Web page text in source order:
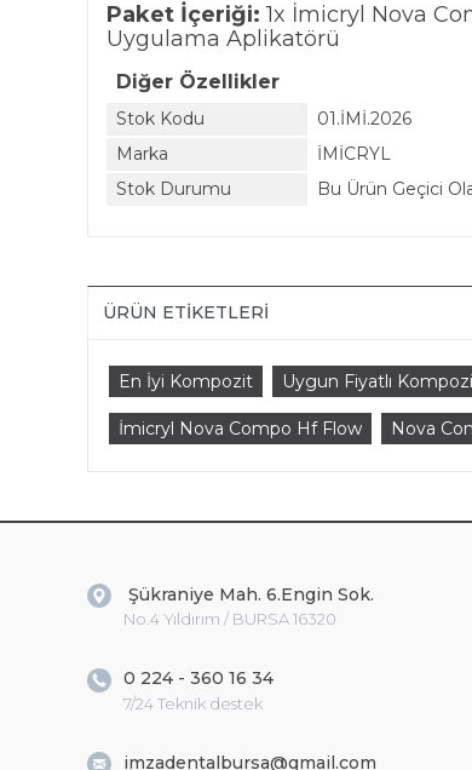
Paket İçeriği: 1x İmicryl Nova
Uygulama Aplikatörü
Diğer Özellikler
Stok Kodu
01.İMİ.2026
Marka
İMİCRYL
Stok Durumu
Bu Ürün Geçici
ÜRÜN ETIKETLERI
En İyi Kompozit Uygun Fiyatlı
İmicryl Nova Compo Hf Flow Nova
Şükraniye Mah. 6.Engin Sok.
No.4 Yıldırım / BURSA 16320
0 224 - 360 16 34
7/24 Teknik destek
imzadentalbursa@gmail.com